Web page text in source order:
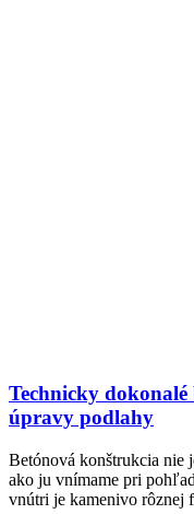
Technicky dokonalé
úpravy podlahy
Betónová konštrukcia nie
ako ju vnímame pri
vnútri je kamenivo rôznej